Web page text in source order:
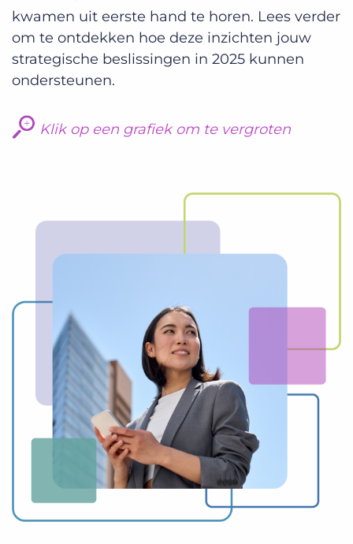
kwamen uit eerste hand te horen. Lees verder
om te ontdekken hoe deze inzichten jouw
strategische beslissingen in 2025 kunnen
ondersteunen.
Klik op een grafiek om te vergroten